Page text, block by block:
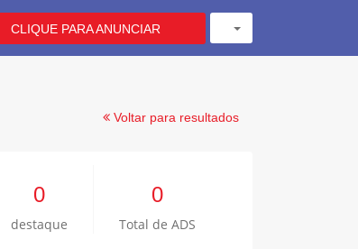
CLIQUE PARA ANUNCIAR
Voltar para resultados
0
destaque
0
Total de ADS